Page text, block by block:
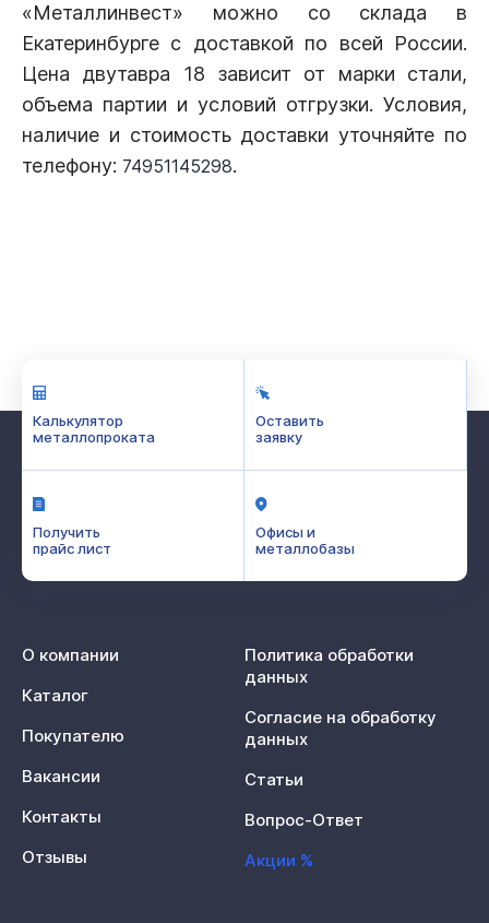
«Металлинвест» можно со склада в
Екатеринбурге с доставкой по всей России.
Цена двутавра 18 зависит от марки стали,
объема партии и условий отгрузки. Условия,
наличие и стоимость доставки уточняйте по
телефону: 74951145298.
Калькулятор
металлопроката
Оставить
заявку
Получить
прайс лист
Офисы и
металлобазы
О компании
Каталог
Покупателю
Вакансии
Контакты
Отзывы
Политика обработки
данных
Согласие на обработку
данных
Статьи
Вопрос-Ответ
Акции %